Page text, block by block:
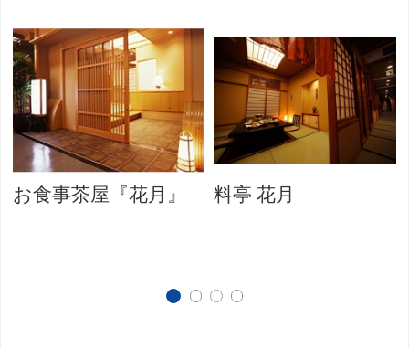
お食事茶屋『花月』 料亭 花月